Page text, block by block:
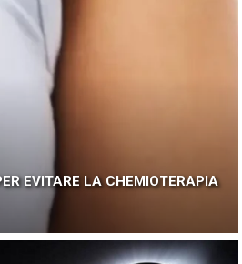
EVITARE LA CHEMIOTERAPIA